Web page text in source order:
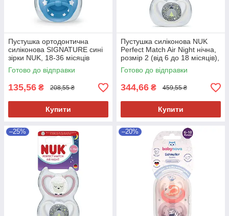
Пустушка ортодонтична
силіконова SIGNATURE сині
зірки NUK, 18-36 місяців
Готово до відправки
135,56 ₴ 208,55 ₴
Купити
Пустушка силіконова NUK
Perfect Match Air Night нічна,
розмір 2 (від 6 до 18 місяців),
лев/зірки, 2 шт
Готово до відправки
344,66 ₴ 459,55 ₴
Купити
–25% –20%